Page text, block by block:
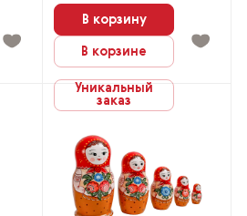
В корзину
В корзине
Уникальный
заказ